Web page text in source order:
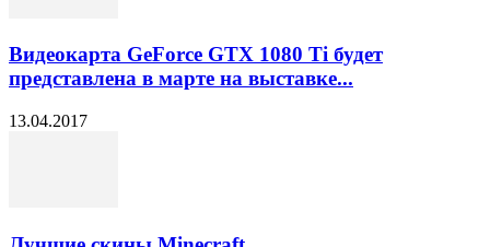
Видеокарта GeForce GTX 1080 Ti будет
представлена в марте на выставке...
13.04.2017